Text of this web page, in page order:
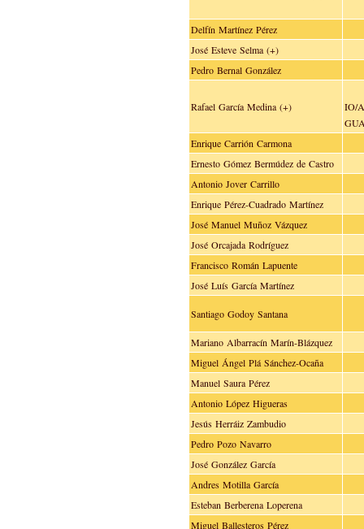
Delfín Martínez Pérez
José Esteve Selma (+)
Pedro Bernal González
Rafael García Medina (+)
IO/
Enrique Carrión Carmona
Ernesto Gómez Bermúdez de Castro
Antonio Jover Carrillo
Enrique Pérez-Cuadrado Martínez
José Manuel Muñoz Vázquez
José Orcajada Rodríguez
Francisco Román Lapuente
José Luís García Martínez
Santiago Godoy Santana
Mariano Albarracín Marín-Blázquez
Miguel Ángel Plá Sánchez-Ocaña
Manuel Saura Pérez
Antonio López Higueras
Jesús Herráiz Zambudio
Pedro Pozo Navarro
José González García
Andres Motilla García
Esteban Berberena Loperena
Miguel Ballesteros Pérez